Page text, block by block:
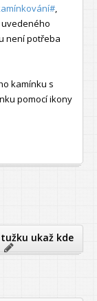
uvedeného
není potřeba
kamínku s
pomocí ikony
ukaž kde